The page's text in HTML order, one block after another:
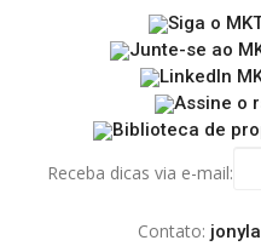
Receba dicas via e-mail:
Contato: